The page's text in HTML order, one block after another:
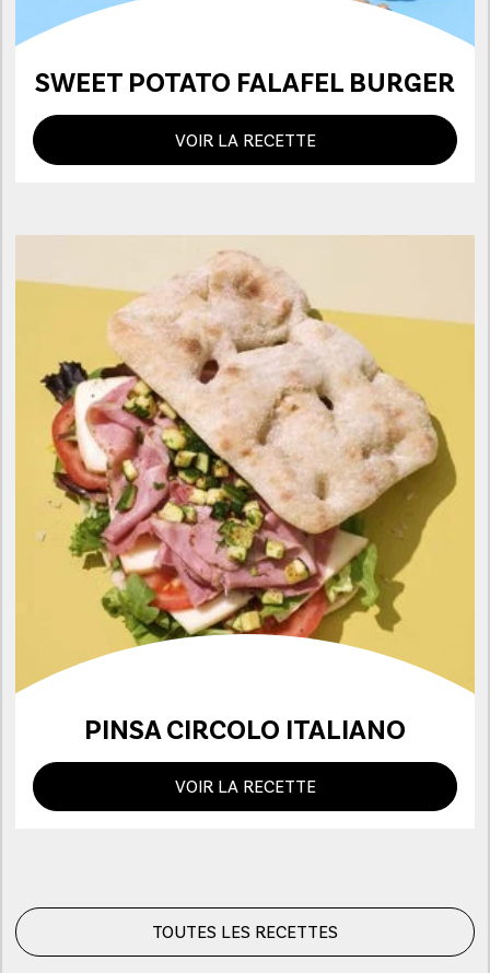
SWEET POTATO FALAFEL BURGER
VOIR LA RECETTE
PINSA CIRCOLO ITALIANO
VOIR LA RECETTE
TOUTES LES RECETTES